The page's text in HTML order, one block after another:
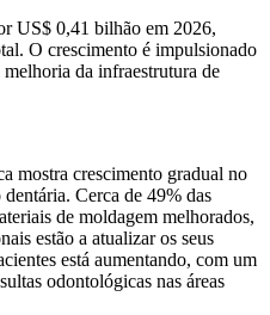
US$ 0,41 bilhão em 2026,
O crescimento é impulsionado
da infraestrutura de
mostra crescimento gradual no
dentária. Cerca de 49% das
de moldagem melhorados,
estão a atualizar os seus
está aumentando, com um
odontológicas nas áreas